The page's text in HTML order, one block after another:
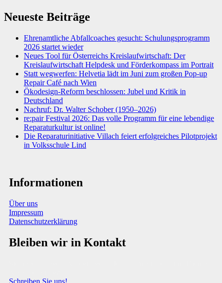
Neueste Beiträge
Ehrenamtliche Abfallcoaches gesucht: Schulungsprogramm
2026 startet wieder
Neues Tool für Österreichs Kreislaufwirtschaft: Der
Kreislaufwirtschaft Helpdesk und Förderkompass im Portrait
Statt wegwerfen: Helvetia lädt im Juni zum großen Pop-up
Repair Café nach Wien
Ökodesign-Reform beschlossen: Jubel und Kritik in
Deutschland
Nachruf: Dr. Walter Schober (1950–2026)
re:pair Festival 2026: Das volle Programm für eine lebendige
Reparaturkultur ist online!
Die Reparaturinitiative Villach feiert erfolgreiches Pilotprojekt
in Volksschule Lind
Informationen
Über uns
Impressum
Datenschutzerklärung
Bleiben wir in Kontakt